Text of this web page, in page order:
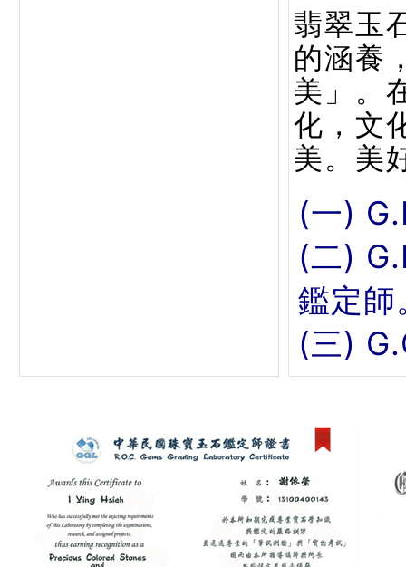
翡翠玉
的涵養
美」。
化，文
美。美
(一)
(二)
鑑定師
(三)